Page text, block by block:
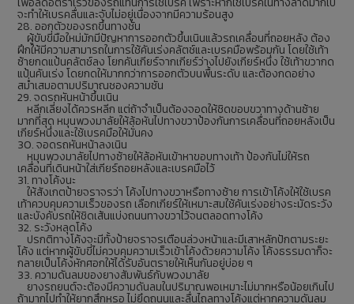
จะทำให้เบรคลื่นและจับไม่อยู่เนื่องจากมีความร้อนสูง
28. ออกตัวของรถขึ้นทางชัน
ผู้ขับขี่มือใหม่มักมีปัญหาการออกตัวขึ้นเนินแล้วรถเคลื่อนที่ถอยหลัง ต้อง
ฝึกให้มีความสามารถในการใช้คันเร่งคลัตช์และเบรคมือพร้อมกัน โดยใช้เท้า
ซ้ายกดแป้นคลัตช์ลง โยกคันเกียร์จากเกียร์ว่างไปยังเกียร์หนึ่ง ใช้เท้าขวากด
แป้นคันเร่ง โดยกดให้มากกว่าการออกตัวบนพื้นระดับ และต้องกดอย่าง
สม่ำเสมอตามปริมาณชองความชัน
29. จดรถหันหน้าขึ้นเนิน
หลีกเลี่ยงได้ควรหลีก แต่ถ้าจำเป็นต้องจอดให้ชิดขอบขวาทางด้านซ้าย
มากที่สุด หมุนพวงมาลัยให้ล้อหันไปทางขวาป้องกันการเคลื่อนที่ถอยหลังเป็น
เกียร์หนึ่งและใช้เบรคมือให้มั่นคง
30. จอดรถหันหน้าลงเนิน
หมุนพวงมาลัยไปทางซ้ายให้ล้อหันเข้าหาขอบทางเท้า ป้องกันไม่ให้รถ
เคลื่อนที่เดินหน้าใส่เกียร์ถอยหลังและเบรคมือไว้
31. ทางโค้งนะ
ให้สังเกตป้ายจราจรว่า โค้งไปทางขวาหรือทางซ้าย การเข้าโค้งให้ใช้เบรค
เท้าควบคุมความเร็วของรถ เลือกเกียร์ให้เหมาะสมใช้คันเร่งอย่างระมัดระวัง
และบังคับรถให้ชิดเส้นแบ่งถนนทางขวาไว้จนตลอดทางโค้ง
32. ระวังหลุดโค้ง
ปรกติทางโค้งจะมีทั้งป้ายจราจรเตือนล่วงหน้าและมีเสาหลักปักตามระยะ
โค้ง แต่หากผู้ขับขี่ไม่ควบคุมความเร็วเข้าโค้งด้วยความโค้ง โค้งธรรมดาก็จะ
กลายเป็นโค้งหักศอกให้ได้รับอันตรายให้เห็นกันอยู่บ่อย ๆ
33. ความดันลมของยางสัมพันธ์กับพวงมาลัย
ยางรถยนต์จะต้องมีความดันลมในปริมาณพอเหมาะไม่มากหรือน้อยเกินไป
ถ้ามากไปทำให้ยากสึกหรอ ไม่ยึดถนนและลื่นไถลทางโค้งแต่หากความดันลม